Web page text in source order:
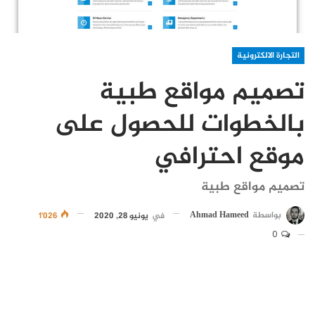
التجارة الالكترونية
تصميم مواقع طبية
بالخطوات للحصول على
موقع احترافي
تصميم مواقع طبية
بواسطة Ahmad Hameed في يونيو 28, 2020